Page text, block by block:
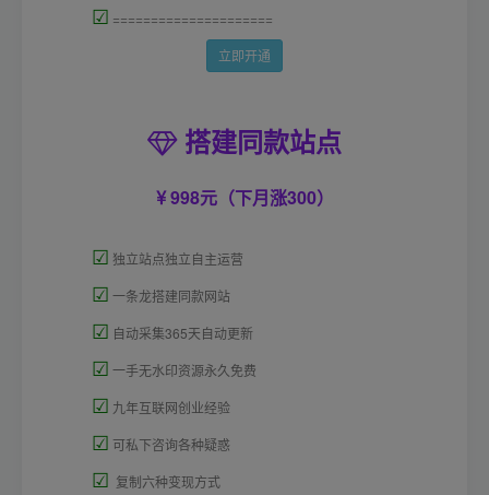
☑ =====================
立即开通
搭建同款站点
998元（下月涨300）
☑ 独立站点独立自主运营
☑ 一条龙搭建同款网站
☑ 自动采集365天自动更新
☑ 一手无水印资源永久免费
☑ 九年互联网创业经验
☑ 可私下咨询各种疑惑
☑ 复制六种变现方式